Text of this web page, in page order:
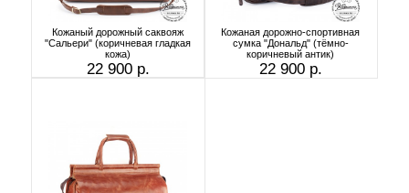
Кожаный дорожный саквояж
"Сальери" (коричневая гладкая
кожа)
22 900 р.
Кожаная дорожно-спортивная
сумка "Дональд" (тёмно-
коричневый антик)
22 900 р.